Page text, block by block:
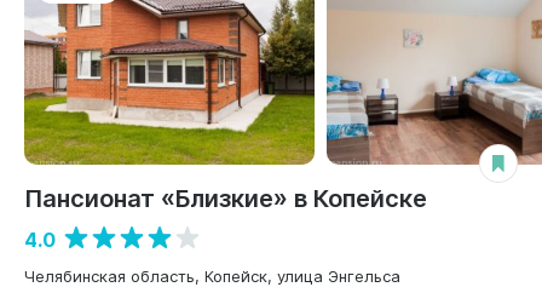
Пансионат «Близкие» в Копейске
4.0
Челябинская область, Копейск, улица Энгельса